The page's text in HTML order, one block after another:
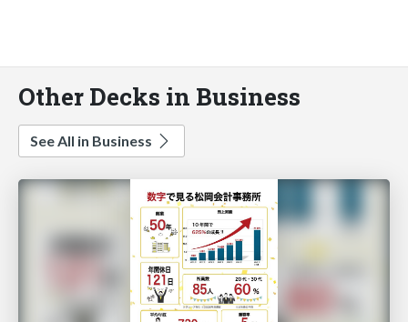
Other Decks in Business
See All in Business